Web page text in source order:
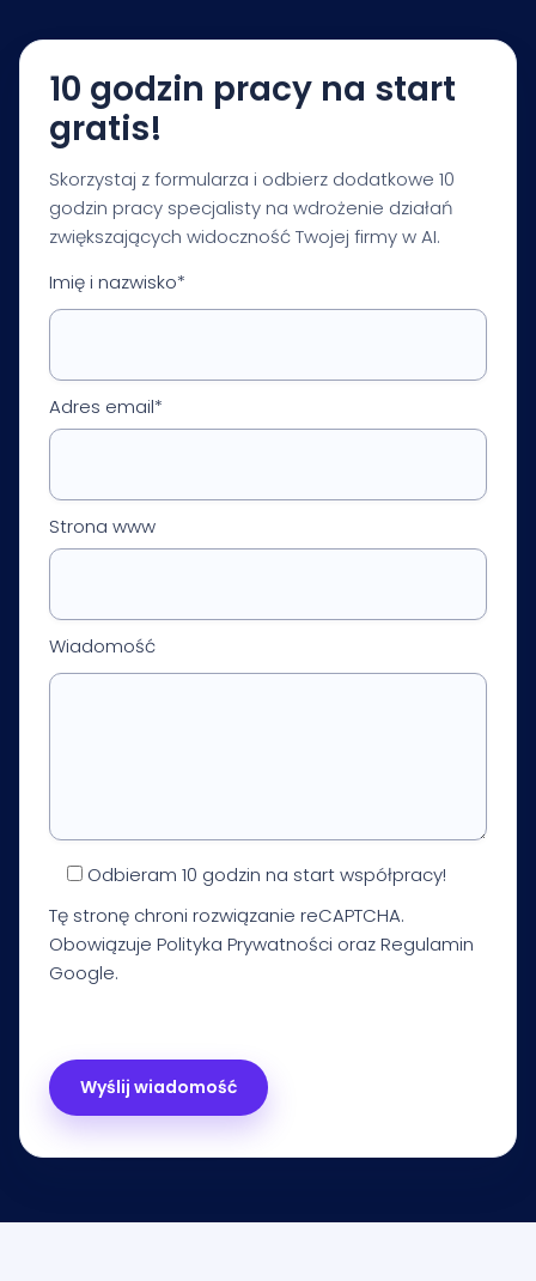
10 godzin pracy na start
gratis!
Skorzystaj z formularza i odbierz dodatkowe 10
godzin pracy specjalisty na wdrożenie działań
zwiększających widoczność Twojej firmy w AI.
Imię i nazwisko*
Adres email*
Strona www
Wiadomość
Odbieram 10 godzin na start współpracy!
Tę stronę chroni rozwiązanie reCAPTCHA.
Obowiązuje Polityka Prywatności orazRegulamin
Google.